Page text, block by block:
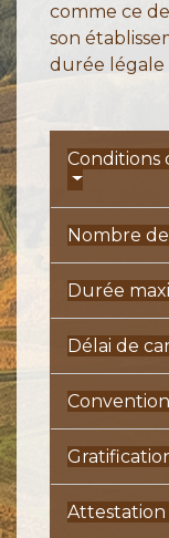
comme ce
son
durée légale
Conditions
Nombre
Durée
Délai de
Attestation